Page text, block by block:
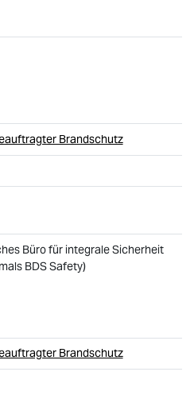
Brandschutz
Büro für integrale Sicherheit
BDS Safety)
Brandschutz